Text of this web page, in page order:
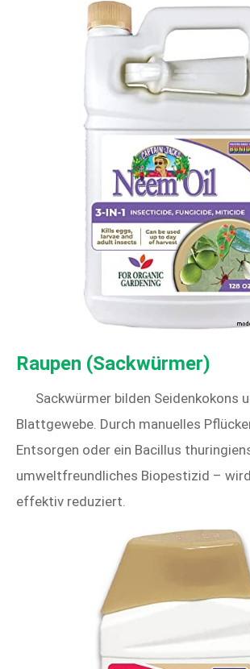
Raupen (Sackwürmer)
Sackwürmer bilden Seidenkokons
Blattgewebe. Durch manuelles
Entsorgen oder ein Bacillus
umweltfreundliches Biopestizid –
effektiv reduziert.